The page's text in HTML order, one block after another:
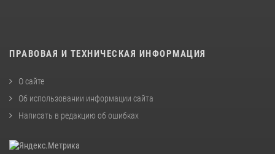
ПРАВОВАЯ И ТЕХНИЧЕСКАЯ ИНФОРМАЦИЯ
О сайте
Об использовании информации сайта
Написать в редакцию об ошибках